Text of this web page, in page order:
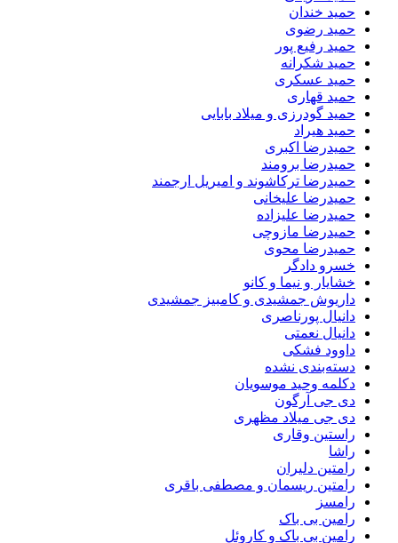
حمید خندان
حمید رضوی
حمید رفیع پور
حمید شکرانه
حمید عسکری
حمید قهاری
حمید گودرزی و میلاد بابایی
حمید هیراد
حمیدرضا اکبری
حمیدرضا برومند
حمیدرضا ترکاشوند و امیریل ارجمند
حمیدرضا علیخانی
حمیدرضا علیزاده
حمیدرضا مازوچی
حمیدرضا محوی
خسرو دادگر
خشایار و نیما و کانو
داریوش جمشیدی و کامبیز جمشیدی
دانیال پورناصری
دانیال نعمتی
داوود فشکی
دسته‌بندی نشده
دکلمه وحید موسویان
دی جی آرگون
دی جی میلاد مظهری
راستین وقاری
راشا
رامتین دلیران
رامتین ریسمان و مصطفی باقری
رامسز
رامین بی باک
رامین بی باک و کاروئل